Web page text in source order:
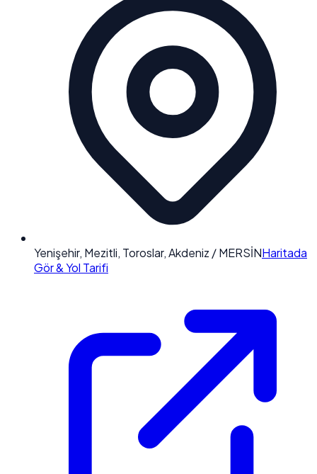
Yenişehir, Mezitli, Toroslar, Akdeniz / MERSİNHaritada
Gör & Yol Tarifi